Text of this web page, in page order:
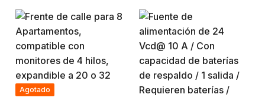
Domain / DynDNS / NO-
IP.Soporta 4 canales
TURBOHD / analogicos
+ 1 canal IP = 5 canales
en total.HD-TVI: 1080P
Lite…
Agotado